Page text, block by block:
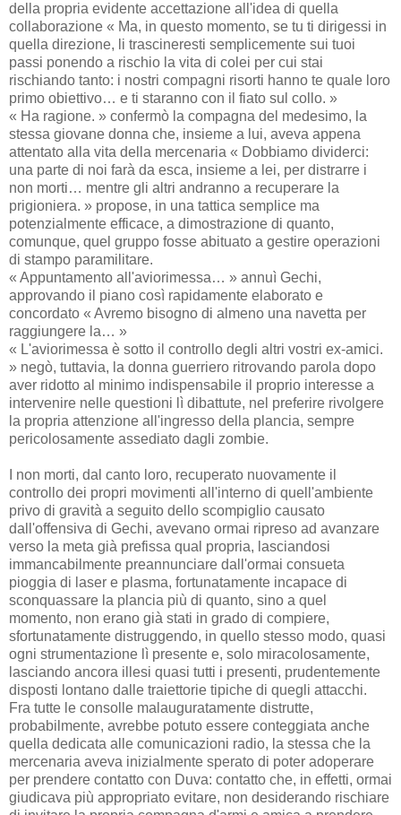
della propria evidente accettazione all'idea di quella
collaborazione « Ma, in questo momento, se tu ti dirigessi in
quella direzione, li trascineresti semplicemente sui tuoi
passi ponendo a rischio la vita di colei per cui stai
rischiando tanto: i nostri compagni risorti hanno te quale loro
primo obiettivo… e ti staranno con il fiato sul collo. »
« Ha ragione. » confermò la compagna del medesimo, la
stessa giovane donna che, insieme a lui, aveva appena
attentato alla vita della mercenaria « Dobbiamo dividerci:
una parte di noi farà da esca, insieme a lei, per distrarre i
non morti… mentre gli altri andranno a recuperare la
prigioniera. » propose, in una tattica semplice ma
potenzialmente efficace, a dimostrazione di quanto,
comunque, quel gruppo fosse abituato a gestire operazioni
di stampo paramilitare.
« Appuntamento all'aviorimessa… » annuì Gechi,
approvando il piano così rapidamente elaborato e
concordato « Avremo bisogno di almeno una navetta per
raggiungere la… »
« L'aviorimessa è sotto il controllo degli altri vostri ex-amici.
» negò, tuttavia, la donna guerriero ritrovando parola dopo
aver ridotto al minimo indispensabile il proprio interesse a
intervenire nelle questioni lì dibattute, nel preferire rivolgere
la propria attenzione all'ingresso della plancia, sempre
pericolosamente assediato dagli zombie.
I non morti, dal canto loro, recuperato nuovamente il
controllo dei propri movimenti all'interno di quell'ambiente
privo di gravità a seguito dello scompiglio causato
dall'offensiva di Gechi, avevano ormai ripreso ad avanzare
verso la meta già prefissa qual propria, lasciandosi
immancabilmente preannunciare dall'ormai consueta
pioggia di laser e plasma, fortunatamente incapace di
sconquassare la plancia più di quanto, sino a quel
momento, non erano già stati in grado di compiere,
sfortunatamente distruggendo, in quello stesso modo, quasi
ogni strumentazione lì presente e, solo miracolosamente,
lasciando ancora illesi quasi tutti i presenti, prudentemente
disposti lontano dalle traiettorie tipiche di quegli attacchi.
Fra tutte le consolle malauguratamente distrutte,
probabilmente, avrebbe potuto essere conteggiata anche
quella dedicata alle comunicazioni radio, la stessa che la
mercenaria aveva inizialmente sperato di poter adoperare
per prendere contatto con Duva: contatto che, in effetti, ormai
giudicava più appropriato evitare, non desiderando rischiare